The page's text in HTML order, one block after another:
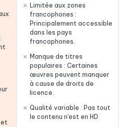
Limitée aux zones
francophones :
Principalement accessible
dans les pays
francophones.
Manque de titres
populaires : Certaines
œuvres peuvent manquer
à cause de droits de
licence.
Qualité variable : Pas tout
le contenu n'est en HD.